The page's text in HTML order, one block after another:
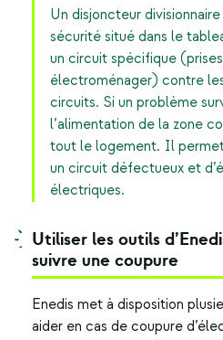
Un disjoncteur
sécurité situé dans le
un circuit spécifique
électroménager) contre
circuits. Si un problème
l’alimentation de la zone
tout le logement. Il
un circuit défectueux et
électriques.
Utiliser les outils
suivre une coupure
Enedis met à disposition
aider en cas de coupure